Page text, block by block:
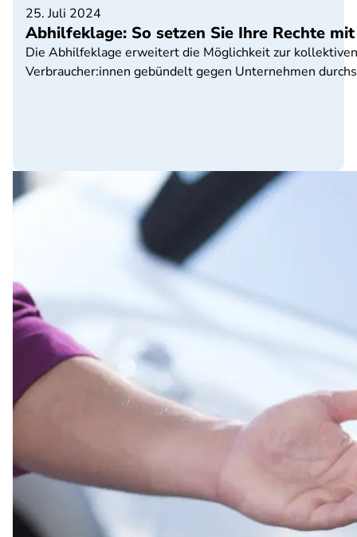
25. Juli 2024
Abhilfeklage: So setzen Sie Ihre Rechte
Die Abhilfeklage erweitert die Möglichkeit zur
Verbraucher:innen gebündelt gegen Unternehmen